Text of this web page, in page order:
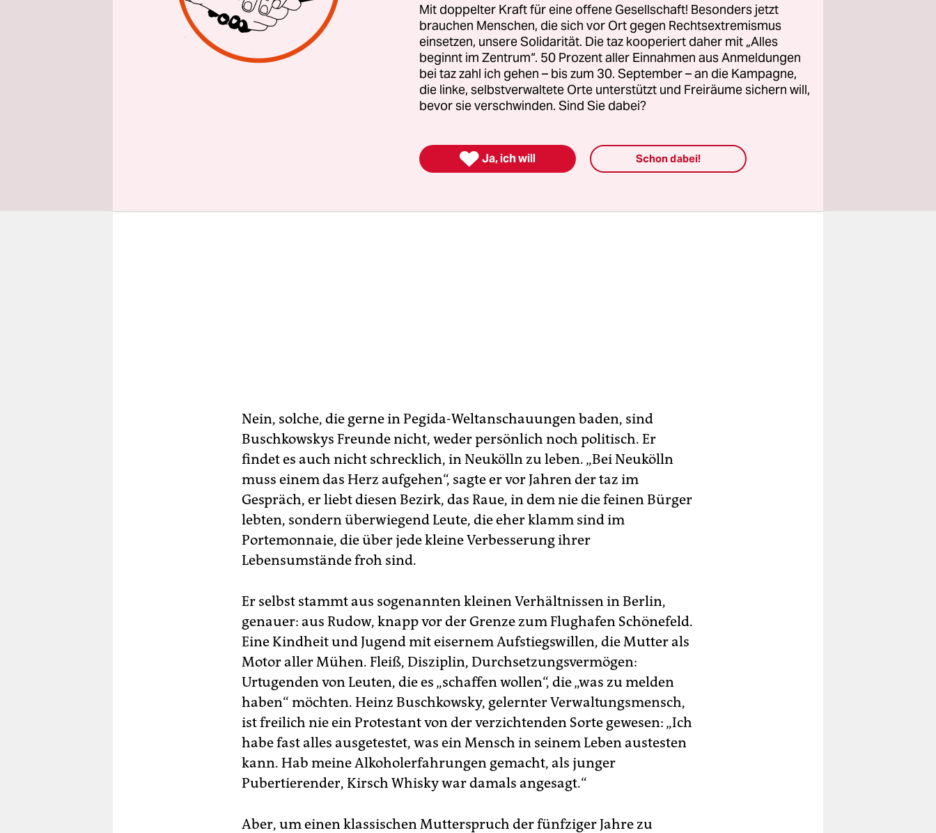
Im „ARD-Morgenmagazin“ konnte man gestern zumindest flüchtig
ausmachen, woher seine Popularität rührt. Fragt die Moderatorin, was
er davon halte, dass die Pegida-Spaziergänger sich dauernd auf ihn
berufen. Buschkowsky: Solange bei denen NPD-Leute an der Spitze
mitlaufen, gebe es keine Gespräche. Und sowieso: Er sei ja fürmehr
Nein, solche, die gerne in Pegida-Weltanschauungen baden, sind
Buschkowskys Freunde nicht, weder persönlich noch politisch. Er
findet es auch nicht schrecklich, in Neukölln zu leben. „Bei Neukölln
muss einem das Herz aufgehen“, sagte er vor Jahren der taz im
Gespräch, er liebt diesen Bezirk, das Raue, in dem nie die feinen Bürger
lebten, sondern überwiegend Leute, die eher klamm sind im
Portemonnaie, die über jede kleine Verbesserung ihrer
Lebensumstände froh sind.
Er selbst stammt aus sogenannten kleinen Verhältnissen in Berlin,
genauer: aus Rudow, knapp vor der Grenze zum Flughafen Schönefeld.
Eine Kindheit und Jugend mit eisernem Aufstiegswillen, die Mutter als
Motor aller Mühen. Fleiß, Disziplin, Durchsetzungsvermögen:
Urtugenden von Leuten, die es „schaffen wollen“, die „was zu melden
haben“ möchten. Heinz Buschkowsky, gelernter Verwaltungsmensch,
ist freilich nie ein Protestant von der verzichtenden Sorte gewesen: „Ich
habe fast alles ausgetestet, was ein Mensch in seinem Leben austesten
kann. Hab meine Alkoholerfahrungen gemacht, als junger
Pubertierender, Kirsch Whisky war damals angesagt.“
Aber, um einen klassischen Mutterspruch der fünfziger Jahre zu
Mit doppelter Kraft für eine offene Gesellschaft! Besonders jetzt
brauchen Menschen, die sich vor Ort gegen Rechtsextremismus
einsetzen, unsere Solidarität. Die taz kooperiert daher mit „Alles
beginnt im Zentrum“. 50 Prozent aller Einnahmen aus Anmeldungen
bei taz zahl ich gehen – bis zum 30. September – an die Kampagne,
die linke, selbstverwaltete Orte unterstützt und Freiräume sichern will,
bevor sie verschwinden. Sind Sie dabei?
 Ja, ich will Schon dabei!